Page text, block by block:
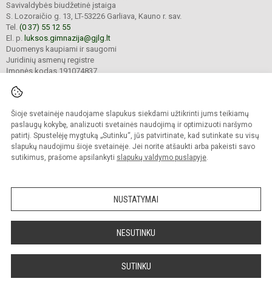
Šioje svetainėje naudojame slapukus siekdami užtikrinti jums teikiamų
paslaugų kokybę, analizuoti svetainės naudojimą ir optimizuoti naršymo
patirtį. Spustelėję mygtuką „Sutinku“, jūs patvirtinate, kad sutinkate su visų
slapukų naudojimu šioje svetainėje. Jei norite atšaukti arba pakeisti savo
sutikimus, prašome apsilankyti slapukų valdymo puslapyje.
NUSTATYMAI
NESUTINKU
SUTINKU
Savivaldybės biudžetinė įstaiga
S. Lozoraičio g. 13, LT-53226 Garliava, Kauno r. sav.
Tel. (0 37) 55 12 55
El. p. luksos.gimnazija@gjlg.lt
Duomenys kaupiami ir saugomi
Juridinių asmenų registre
Įmonės kodas 191074837
© 2025. Kauno r. Garliavos Juozo Lukšos gimnazija. Visos teisės saugomos.
Kopijuoti turinį be raštiško gimnazijos sutikimo griežtai draudžiama.
Prieinamumo paraiška Slapukų valdymas
Sumanus būdas atnaujinti